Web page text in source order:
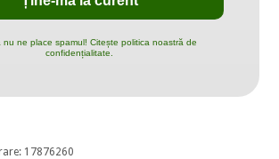
nu ne place spamul! Citește politica noastră de
confidențialitate.
17876260